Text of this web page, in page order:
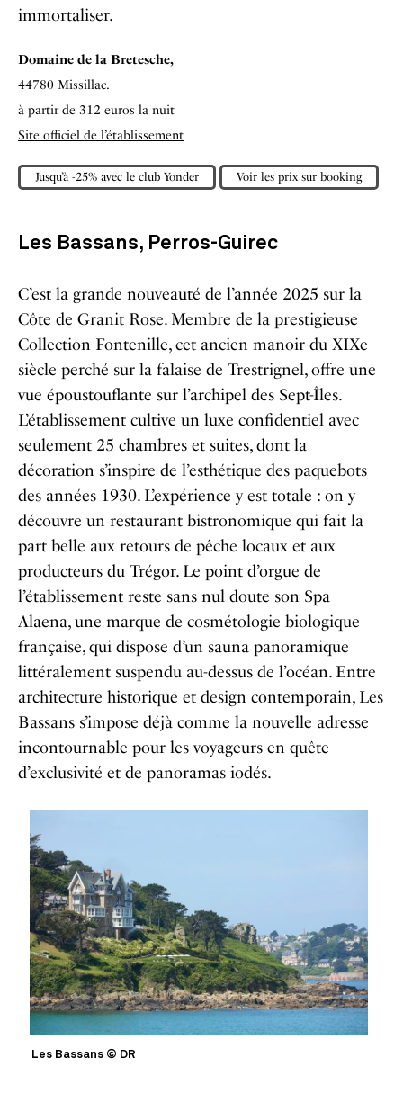
immortaliser.
Domaine de la Bretesche,
44780 Missillac.
à partir de 312 euros la nuit
Site officiel de l’établissement
Jusqu’à -25% avec le club Yonder Voir les prix sur booking
Les Bassans, Perros-Guirec
C’est la grande nouveauté de l’année 2025 sur la
Côte de Granit Rose. Membre de la prestigieuse
Collection Fontenille, cet ancien manoir du XIXe
siècle perché sur la falaise de Trestrignel, offre une
vue époustouflante sur l’archipel des Sept-Îles.
L’établissement cultive un luxe confidentiel avec
seulement 25 chambres et suites, dont la
décoration s’inspire de l’esthétique des paquebots
des années 1930. L’expérience y est totale : on y
découvre un restaurant bistronomique qui fait la
part belle aux retours de pêche locaux et aux
producteurs du Trégor. Le point d’orgue de
l’établissement reste sans nul doute son Spa
Alaena, une marque de cosmétologie biologique
française, qui dispose d’un sauna panoramique
littéralement suspendu au-dessus de l’océan. Entre
architecture historique et design contemporain, Les
Bassans s’impose déjà comme la nouvelle adresse
incontournable pour les voyageurs en quête
d’exclusivité et de panoramas iodés.
Les Bassans © DR